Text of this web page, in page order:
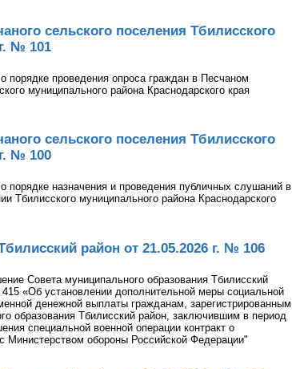
сельского поселения Тбилисского
№ 101
порядке проведения опроса граждан в Песчаном
муниципального района Краснодарского края
сельского поселения Тбилисского
№ 100
порядке назначения и проведения публичных слушаний в
Тбилисского муниципального района Краснодарского
район от 21.05.2026 г. № 106
Совета муниципального образования Тбилисский
«Об установлении дополнительной меры социальной
денежной выплаты гражданам, зарегистрированным
образования Тбилисский район, заключившим в период
специальной военной операции контракт о
Министерством обороны Российской Федерации"